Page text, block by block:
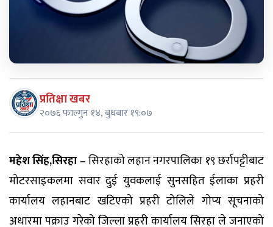
प्रतिक्षा खबर
२०७६ फाल्गुन १४, बुधबार १९:०७
महेश सिंह,सिरहा –सिरहाको लहान नगरपालिका १९ छर्रापट्टीबाट
मोटरसाइकलमा सवार दुई युवकलाई सुनसहित ईलाका प्रहरी
कार्यालय लहानबाट खटिएको प्रहरी टोलिले गोप्य सूचनाको
अधारमा पक्राउ गरेको जिल्ला प्रहरी कार्यालय सिरहा ले जनाएको